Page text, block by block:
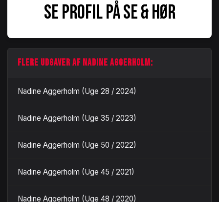
SE PROFIL PÅ SE & HØR
FLERE UDGAVER AF NADINE AGGERHOLM:
Nadine Aggerholm (Uge 28 / 2024)
Nadine Aggerholm (Uge 35 / 2023)
Nadine Aggerholm (Uge 50 / 2022)
Nadine Aggerholm (Uge 45 / 2021)
Nadine Aggerholm (Uge 48 / 2020)